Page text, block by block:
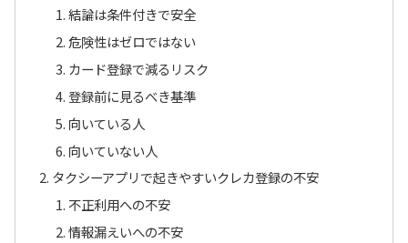
結論は条件付きで安全
危険性はゼロではない
カード登録で減るリスク
登録前に見るべき基準
向いている人
向いていない人
タクシーアプリで起きやすいクレカ登録の不安
不正利用への不安
情報漏えいへの不安